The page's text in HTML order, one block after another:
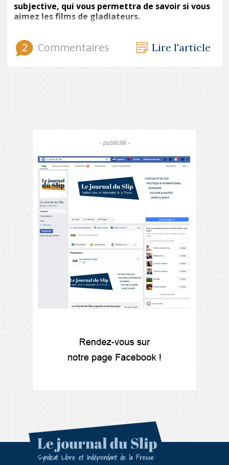
subjective, qui vous permettra de savoir si vous
aimez les films de gladiateurs.
2 Commentaires Lire l'article